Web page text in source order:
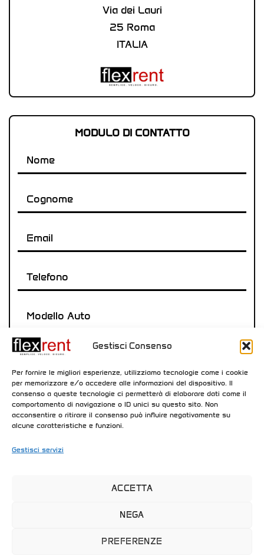
Gestisci Consenso
Per fornire le migliori esperienze, utilizziamo tecnologie come i cookie
per memorizzare e/o accedere alle informazioni del dispositivo. Il
consenso a queste tecnologie ci permetterà di elaborare dati come il
comportamento di navigazione o ID unici su questo sito. Non
acconsentire o ritirare il consenso può influire negativamente su
alcune caratteristiche e funzioni.
Gestisci servizi
ACCETTA
NEGA
PREFERENZE
Via dei Lauri
25 Roma
ITALIA
MODULO DI CONTATTO
Inviando il seguente modulo accetti la